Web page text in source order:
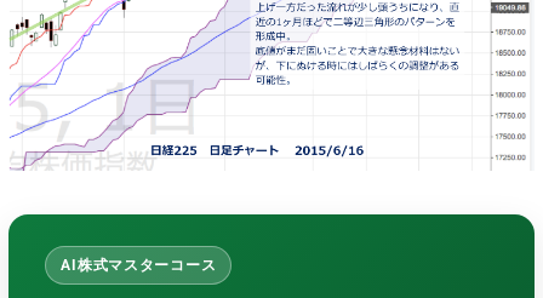
AI株式マスターコース